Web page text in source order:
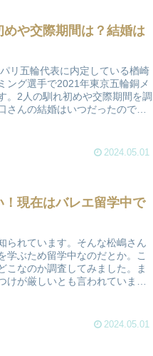
や交際期間は？結婚は
リ五輪代表に内定している楢崎
ング選手で2021年東京五輪銅メ
。2人の馴れ初めや交際期間を調
さんの結婚はいつだったのでし
2024.05.01
現在はバレエ留学中で
られています。そんな松嶋さん
学ぶため留学中なのだとか。こ
こなのか調査してみました。ま
けが厳しいとも言われていま
2024.05.01